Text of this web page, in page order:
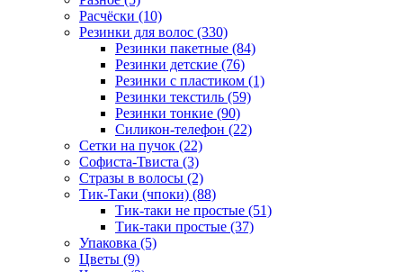
Расчёски (10)
Резинки для волос (330)
Резинки пакетные (84)
Резинки детские (76)
Резинки с пластиком (1)
Резинки текстиль (59)
Резинки тонкие (90)
Силикон-телефон (22)
Сетки на пучок (22)
Софиста-Твиста (3)
Стразы в волосы (2)
Тик-Таки (чпоки) (88)
Тик-таки не простые (51)
Тик-таки простые (37)
Упаковка (5)
Цветы (9)